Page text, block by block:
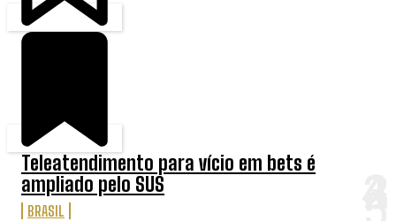
Teleatendimento para vício em bets é
ampliado pelo SUS
BRASIL